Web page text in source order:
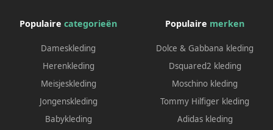
Populaire categorieën
Dameskleding
Herenkleding
Meisjeskleding
Jongenskleding
Babykleding
Populaire merken
Dolce & Gabbana kleding
Dsquared2 kleding
Moschino kleding
Tommy Hilfiger kleding
Adidas kleding